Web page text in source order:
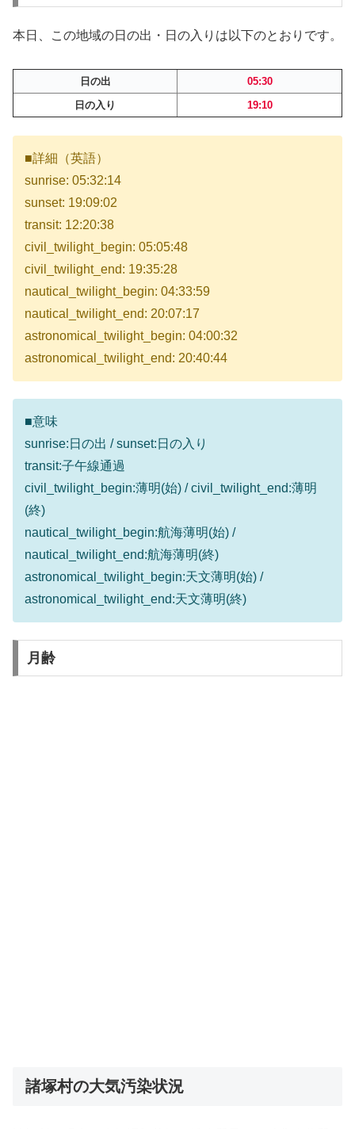
本日、この地域の日の出・日の入りは以下のとおりです。
日の出
05:30
日の入り
19:10
■詳細（英語）
sunrise: 05:32:14
sunset: 19:09:02
transit: 12:20:38
civil_twilight_begin: 05:05:48
civil_twilight_end: 19:35:28
nautical_twilight_begin: 04:33:59
nautical_twilight_end: 20:07:17
astronomical_twilight_begin: 04:00:32
astronomical_twilight_end: 20:40:44
■意味
sunrise:日の出 / sunset:日の入り
transit:子午線通過
civil_twilight_begin:薄明(始) / civil_twilight_end:薄明
(終)
nautical_twilight_begin:航海薄明(始) /
nautical_twilight_end:航海薄明(終)
astronomical_twilight_begin:天文薄明(始) /
astronomical_twilight_end:天文薄明(終)
月齢
諸塚村の大気汚染状況